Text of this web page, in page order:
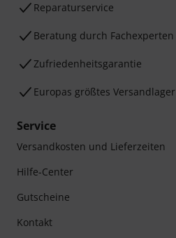
Reparaturservice
Beratung durch Fachexperten
Zufriedenheitsgarantie
Europas größtes Versandlager
Service
Versandkosten und Lieferzeiten
Hilfe-Center
Gutscheine
Kontakt